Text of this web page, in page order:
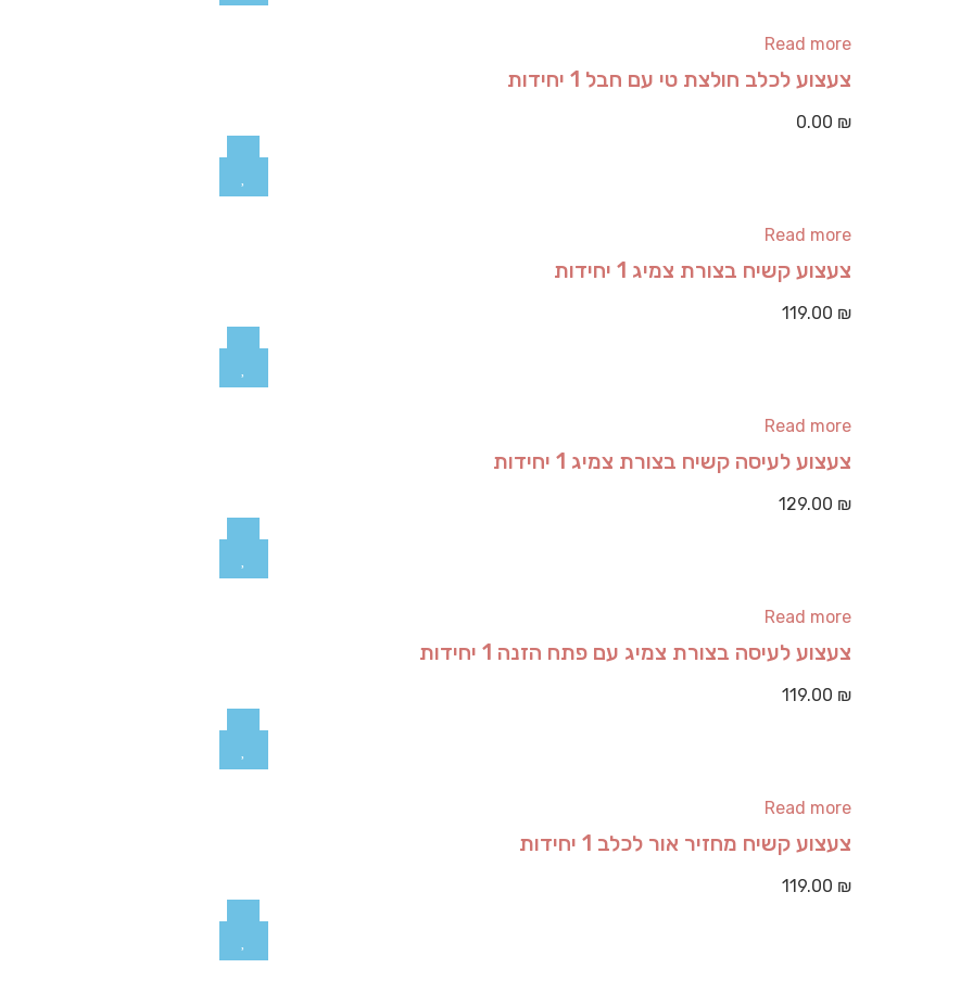
Read more
צעצוע לכלב חולצת טי עם חבל 1 יחידות
0.00 ₪
Read more
צעצוע קשיח בצורת צמיג 1 יחידות
119.00 ₪
Read more
צעצוע לעיסה קשיח בצורת צמיג 1 יחידות
129.00 ₪
Read more
צעצוע לעיסה בצורת צמיג עם פתח הזנה 1 יחידות
119.00 ₪
Read more
צעצוע קשיח מחזיר אור לכלב 1 יחידות
119.00 ₪